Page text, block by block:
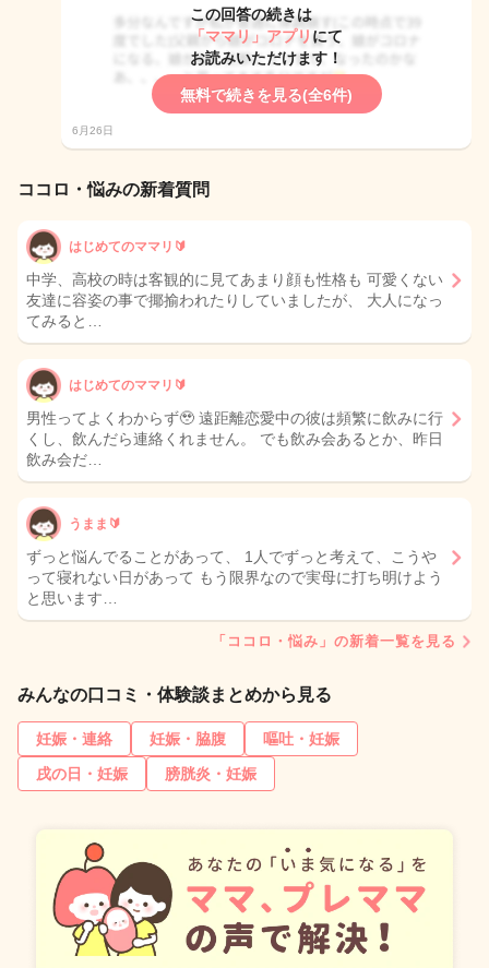
この回答の続きは
「ママリ」アプリ にて
お読みいただけます！
無料で続きを見る(全6件)
6月26日
ココロ・悩みの新着質問
はじめてのママリ🔰
中学、高校の時は客観的に見てあまり顔も性格も 可愛くない
友達に容姿の事で揶揄われたりしていましたが、 大人になっ
てみると…
はじめてのママリ🔰
男性ってよくわからず🥹 遠距離恋愛中の彼は頻繁に飲みに行
くし、飲んだら連絡くれません。 でも飲み会あるとか、昨日
飲み会だ…
うまま🔰
ずっと悩んでることがあって、 1人でずっと考えて、こうや
って寝れない日があって もう限界なので実母に打ち明けよう
と思います…
「ココロ・悩み」の新着一覧を見る
みんなの口コミ・体験談まとめから見る
妊娠・連絡 妊娠・脇腹
嘔吐・妊娠
戌の日・妊娠
膀胱炎・妊娠